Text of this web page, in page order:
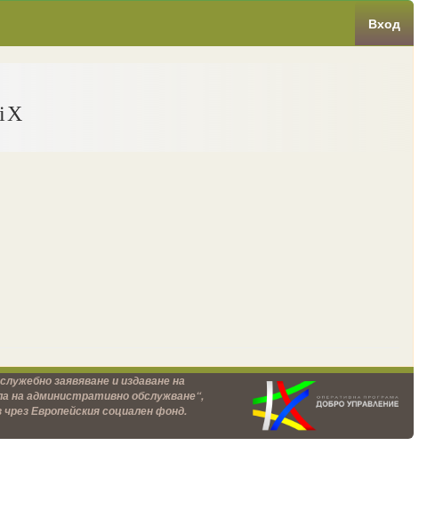
Вход
заявяване и издаване на
на административно обслужване“,
Европейския социален фонд.